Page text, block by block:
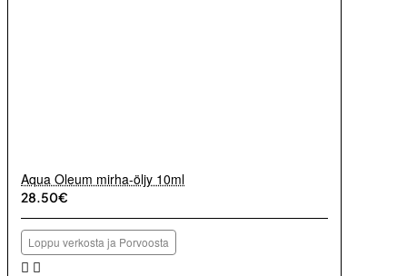
Aqua Oleum mirha-öljy 10ml
28.50€
Loppu verkosta ja Porvoosta